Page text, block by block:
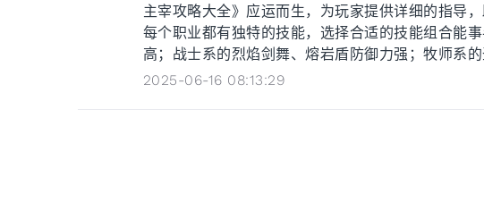
主宰攻略大全》应运而生，为玩家提供详细的指导
每个职业都有独特的技能，选择合适的技能组合能
高；战士系的烈焰剑舞、熔岩盾防御力强；牧师系的
2025-06-16 08:13:29